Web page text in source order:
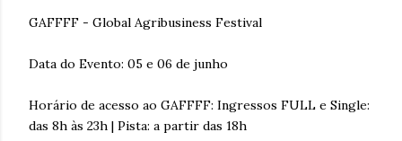
GAFFFF - Global Agribusiness Festival
Data do Evento: 05 e 06 de junho
Horário de acesso ao GAFFFF: Ingressos FULL e Single:
das 8h às 23h | Pista: a partir das 18h